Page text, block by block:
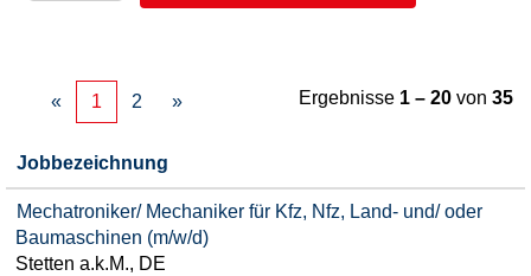
Ergebnisse 1 – 20 von 35
« 1 2 »
Jobbezeichnung
Mechatroniker/ Mechaniker für Kfz, Nfz, Land- und/ oder
Baumaschinen (m/w/d)
Stetten a.k.M., DE